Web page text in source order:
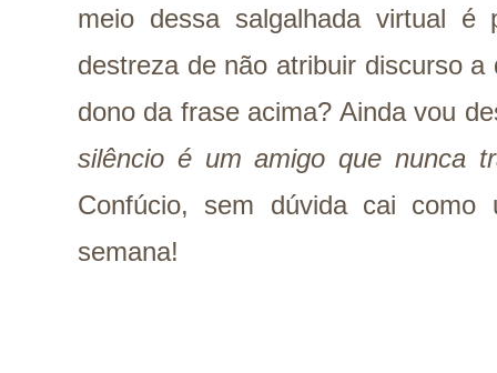
meio dessa salgalhada virtual
destreza de não atribuir discurso
dono da frase acima? Ainda vou
silêncio é um amigo que nunca
Confúcio, sem dúvida cai
semana!